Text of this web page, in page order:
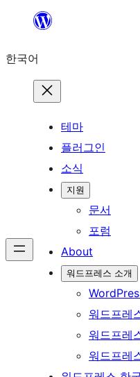
츠
한국어
테마
플러그인
소식
지원
문서
포럼
About
워드프레스 소개
워드프레
워드프레
워드프레